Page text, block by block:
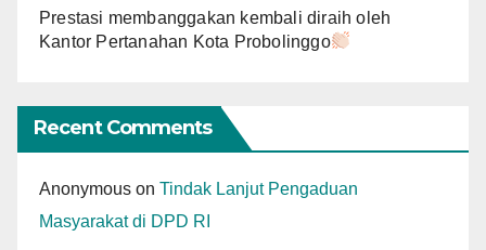
Prestasi membanggakan kembali diraih oleh
Kantor Pertanahan Kota Probolinggo
Recent Comments
Anonymous on Tindak Lanjut Pengaduan
Masyarakat di DPD RI